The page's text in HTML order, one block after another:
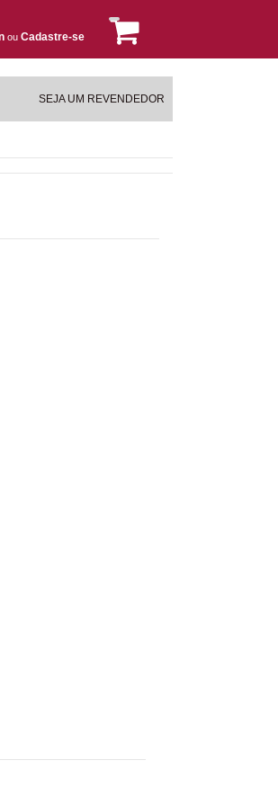
ou Cadastre-se
SEJA UM REVENDEDOR